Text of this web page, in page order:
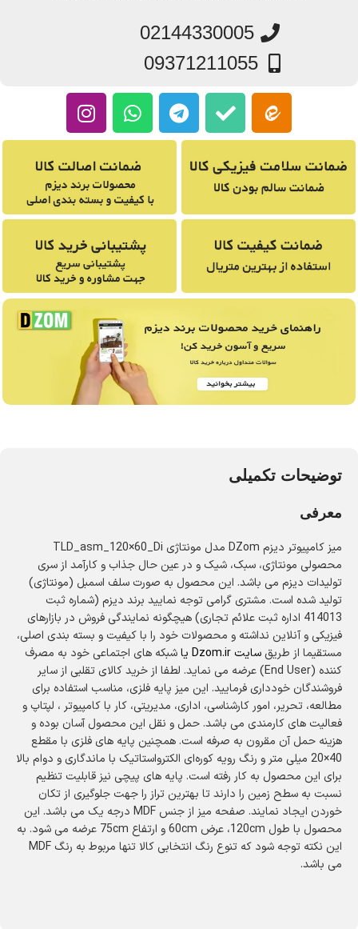
02144330005
09371211055
توضیحات تکمیلی
معرفی
میز کامپیوتر دیزم DZom مدل مونتاژی TLD_asm_120×60_Di
محصولی مونتاژی، سبک، شیک و در عین حال جذاب و کارآمد از سری
تولیدات دیزم می‌ باشد. این محصول به‌ صورت سلف‌ اسمبل (مونتاژی)
تولید شده است. مشتری گرامی توجه نمایید برند دیزم (شماره ثبت
414013 اداره ثبت علائم تجاری) هیچگونه نمایندگی فروش در بازارهای
فیزیکی و آنلاین نداشته و محصولات خود را با کیفیت و بسته بندی اصلی،
مستقیما از طریق سایت Dzom.ir یاشبکه های اجتماعی خود به مصرف
کننده (End User) عرضه می نماید. لطفا از خرید کالای تقلبی از سایر
فروشندگان خودداری فرمایید. این میز پایه فلزی، مناسب استفاده برای
مطالعه، تحریر، امور کارشناسی، اداری، مدیریتی، کار با کامپیوتر ، لپتاپ و
فعالیت‌ های کارمندی می‌ باشد. حمل‌ و نقل این محصول آسان بوده و
هزینه حمل آن مقرون‌ به‌ صرفه است. همچنین پایه‌ های فلزی با مقطع
40×20 میلی‌ متر و رنگ رویه کوره‌ای الکترواستاتیک با ماندگاری و دوام بالا
برای این محصول به‌ کار رفته است. پایه‌ های پیچی نیز قابلیت تنظیم
نسبت به سطح زمین را دارند تا بهترین تراز را جهت جلوگیری از تکان
خوردن ایجاد نمایند. صفحه میز از جنس MDF درجه یک می‌ باشد. این
محصول با طول 120cm، عرض 60cm و ارتفاع 75cm عرضه می‌ شود. به
این نکته توجه شود که تنوع رنگ انتخابی کالا تنها مربوط به رنگ MDF
می باشد.